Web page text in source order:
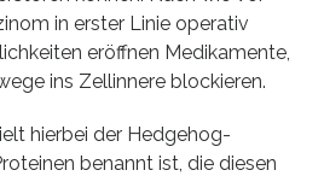
in erster Linie operativ
eröffnen Medikamente,
ins Zellinnere blockieren.
hierbei der Hedgehog-
benannt ist, die diesen